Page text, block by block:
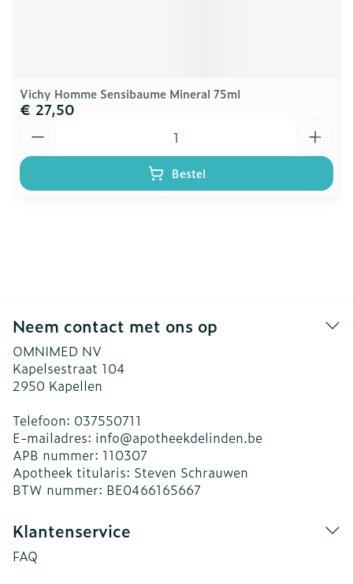
Vichy Homme Sensibaume Mineral 75ml
€ 27,50
Bestel
Neem contact met ons op
OMNIMED NV
Kapelsestraat 104
2950 Kapellen
Telefoon: 037550711
E-mailadres: info@apotheekdelinden.be
APB nummer: 110307
Apotheek titularis: Steven Schrauwen
BTW nummer: BE0466165667
Klantenservice
FAQ